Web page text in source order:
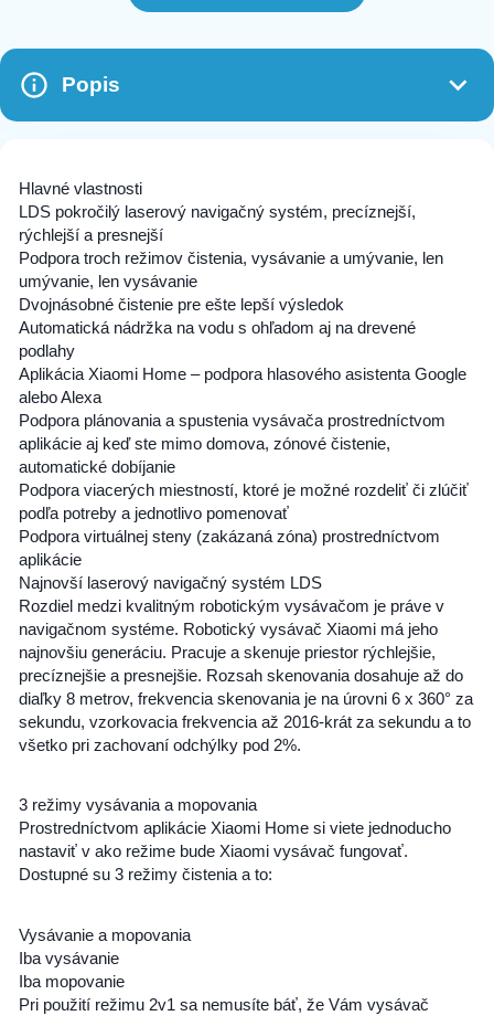
Popis
Hlavné vlastnosti
LDS pokročilý laserový navigačný systém, precíznejší,
rýchlejší a presnejší
Podpora troch režimov čistenia, vysávanie a umývanie, len
umývanie, len vysávanie
Dvojnásobné čistenie pre ešte lepší výsledok
Automatická nádržka na vodu s ohľadom aj na drevené
podlahy
Aplikácia Xiaomi Home – podpora hlasového asistenta Google
alebo Alexa
Podpora plánovania a spustenia vysávača prostredníctvom
aplikácie aj keď ste mimo domova, zónové čistenie,
automatické dobíjanie
Podpora viacerých miestností, ktoré je možné rozdeliť či zlúčiť
podľa potreby a jednotlivo pomenovať
Podpora virtuálnej steny (zakázaná zóna) prostredníctvom
aplikácie
Najnovší laserový navigačný systém LDS
Rozdiel medzi kvalitným robotickým vysávačom je práve v
navigačnom systéme. Robotický vysávač Xiaomi má jeho
najnovšiu generáciu. Pracuje a skenuje priestor rýchlejšie,
precíznejšie a presnejšie. Rozsah skenovania dosahuje až do
diaľky 8 metrov, frekvencia skenovania je na úrovni 6 x 360° za
sekundu, vzorkovacia frekvencia až 2016-krát za sekundu a to
všetko pri zachovaní odchýlky pod 2%.
3 režimy vysávania a mopovania
Prostredníctvom aplikácie Xiaomi Home si viete jednoducho
nastaviť v ako režime bude Xiaomi vysávač fungovať.
Dostupné su 3 režimy čistenia a to:
Vysávanie a mopovania
Iba vysávanie
Iba mopovanie
Pri použití režimu 2v1 sa nemusíte báť, že Vám vysávač